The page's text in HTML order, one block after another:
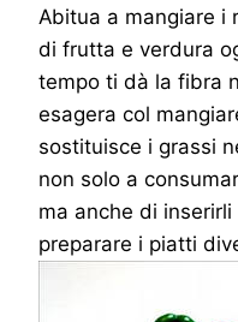
Abitua a mangiare i
di frutta e verdura
tempo ti dà la fibra
esagera col
sostituisce i grassi
non solo a
ma anche di
preparare i piatti